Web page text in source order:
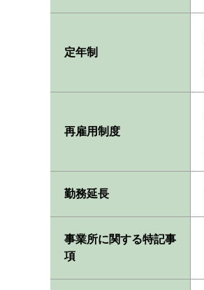
定年制
再雇用制度
勤務延長
事業所に関する特記事
項